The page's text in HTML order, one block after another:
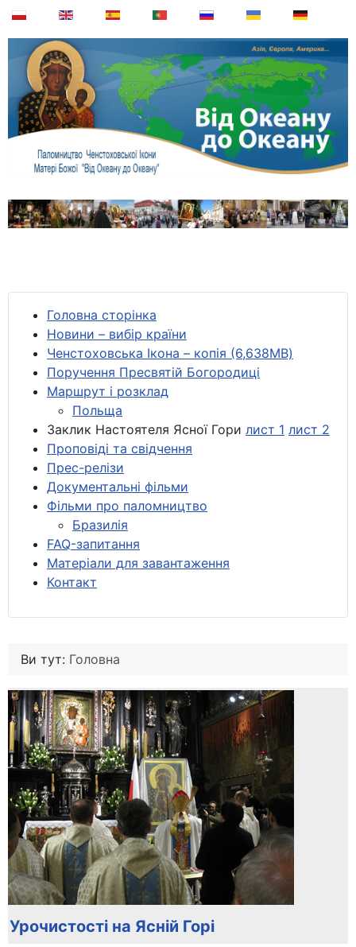
Головна сторінка
Новини – вибір країни
Ченстоховська Ікона – копія (6,638MB)
Поручення Пресвятій Богородиці
Маршрут і розклад
Польща
Заклик Настоятеля Ясної Гори лист 1 лист 2
Проповіді та свідчення
Прес-релізи
Документальні фільми
Фільми про паломництво
Бразилія
FAQ-запитання
Матеріали для завантаження
Контакт
Ви тут: Головна
Урочистості на Ясній Горі